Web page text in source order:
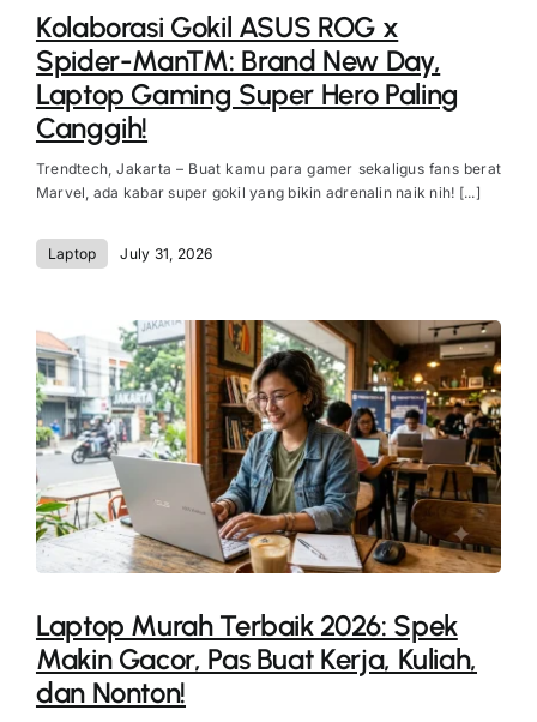
Kolaborasi Gokil ASUS ROG x
Spider-Man™: Brand New Day,
Laptop Gaming Super Hero Paling
Canggih!
Trendtech, Jakarta – Buat kamu para gamer sekaligus fans berat
Marvel, ada kabar super gokil yang bikin adrenalin naik nih! [...]
Laptop July 31, 2026
Laptop Murah Terbaik 2026: Spek
Makin Gacor, Pas Buat Kerja, Kuliah,
dan Nonton!